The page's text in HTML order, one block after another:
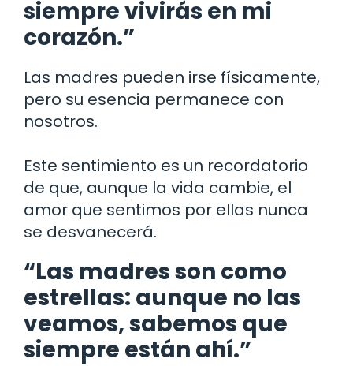
siempre vivirás en mi
corazón.”
Las madres pueden irse físicamente,
pero su esencia permanece con
nosotros.
Este sentimiento es un recordatorio
de que, aunque la vida cambie, el
amor que sentimos por ellas nunca
se desvanecerá.
“Las madres son como
estrellas: aunque no las
veamos, sabemos que
siempre están ahí.”